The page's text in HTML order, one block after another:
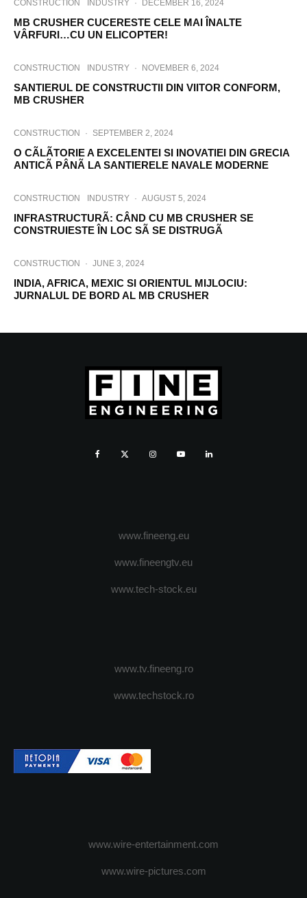
CONSTRUCTION INDUSTRY · DECEMBER 16, 2024
MB CRUSHER CUCERESTE CELE MAI ÎNALTE
VÂRFURI…CU UN ELICOPTER!
CONSTRUCTION INDUSTRY · NOVEMBER 6, 2024
SANTIERUL DE CONSTRUCTII DIN VIITOR CONFORM,
MB CRUSHER
CONSTRUCTION · SEPTEMBER 2, 2024
O CÃLÃTORIE A EXCELENTEI SI INOVATIEI DIN GRECIA
ANTICÃ PÂNÃ LA SANTIERELE NAVALE MODERNE
CONSTRUCTION INDUSTRY · AUGUST 5, 2024
INFRASTRUCTURÃ: CÂND CU MB CRUSHER SE
CONSTRUIESTE ÎN LOC SÃ SE DISTRUGÃ
CONSTRUCTION · JUNE 3, 2024
INDIA, AFRICA, MEXIC SI ORIENTUL MIJLOCIU:
JURNALUL DE BORD AL MB CRUSHER
www.fineeng.eu
www.fineengtv.eu
www.tech-stock.eu
www.tv.fineeng.ro
www.techstock.ro
www.wire-entertainment.com
www.wire-pictures.com